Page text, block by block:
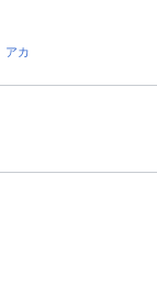
アカ